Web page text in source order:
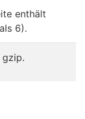
enthält
6).
gzip.